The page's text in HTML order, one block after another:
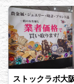
ストックラボ大